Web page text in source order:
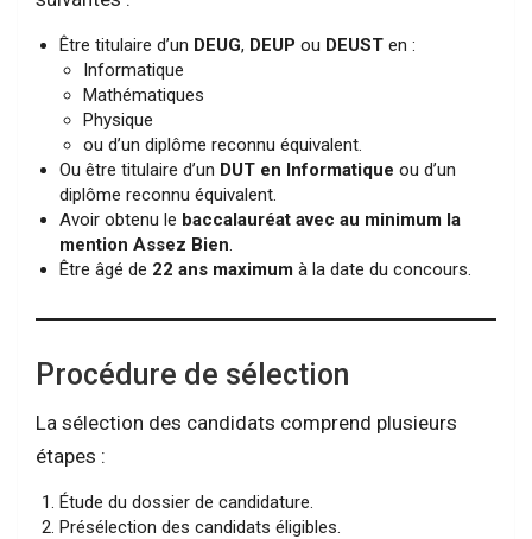
Être titulaire d’un DEUG, DEUP ou DEUST en :
Informatique
Mathématiques
Physique
ou d’un diplôme reconnu équivalent.
Ou être titulaire d’un DUT en Informatique ou d’un
diplôme reconnu équivalent.
Avoir obtenu le baccalauréat avec au minimum la
mention Assez Bien
Être âgé de 22 ans maximum à la date du concours.
Procédure de sélection
La sélection des candidats comprend plusieurs
étapes :
Étude du dossier de candidature.
Présélection des candidats éligibles.